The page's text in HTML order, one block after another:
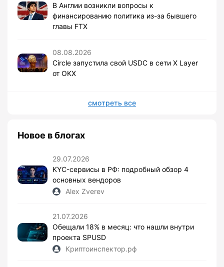
В Англии возникли вопросы к
финансированию политика из-за бывшего
главы FTX
08.08.2026
Circle запустила свой USDC в сети X Layer
от OKX
смотреть все
Новое в блогах
29.07.2026
KYC-сервисы в РФ: подробный обзор 4
основных вендоров
Alex Zverev
21.07.2026
Обещали 18% в месяц: что нашли внутри
проекта SPUSD
Криптоинспектор.рф